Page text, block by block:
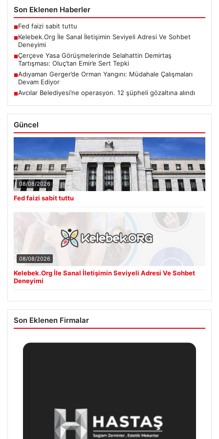
Son Eklenen Haberler
■Fed faizi sabit tuttu
■Kelebek.Org İle Sanal İletişimin Seviyeli Adresi Ve Sohbet
Deneyimi
■Çerçeve Yasa Görüşmelerinde Selahattin Demirtaş
Tartışması: Oluç’tan Emir’e Sert Tepki
■Adıyaman Gerger’de Orman Yangını: Müdahale Çalışmaları
Devam Ediyor
■Avcılar Belediyesi’ne operasyon. 12 şüpheli gözaltına alındı
Güncel
08/08/2026
Fed faizi sabit tuttu
08/08/2026
Kelebek.Org İle Sanal İletişimin Seviyeli Adresi Ve Sohbet
Deneyimi
Son Eklenen Firmalar